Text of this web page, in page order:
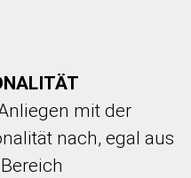
mit der
nach, egal aus